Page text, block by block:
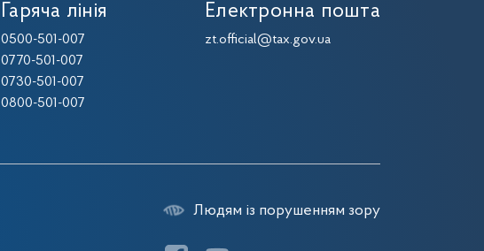
Гаряча лінія
0500-501-007
0770-501-007
0730-501-007
0800-501-007
Електронна пошта
zt.official@tax.gov.ua
Людям із порушенням зору